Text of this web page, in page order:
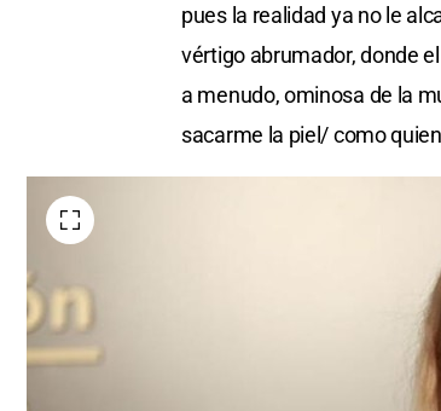
pues la realidad ya no le
vértigo abrumador, donde
a menudo, ominosa de la
sacarme la piel/ como